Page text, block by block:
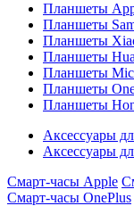
Планшеты
Планшеты
Планшеты
Планшеты
Планшеты
Планшеты
Планшеты
Аксессуары
Аксессуары
Смарт-часы Apple
Смарт-часы OnePlus